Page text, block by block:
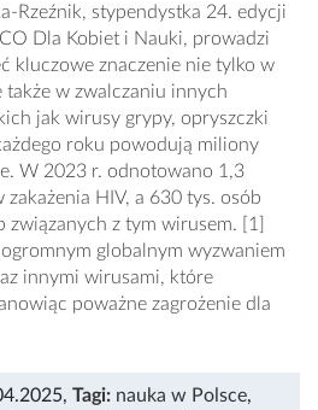
Rzeźnik, stypendystka 24. edycji
Dla Kobiet i Nauki, prowadzi
kluczowe znaczenie nie tylko w
także w zwalczaniu innych
jak wirusy grypy, opryszczki
roku powodują miliony
W 2023 r. odnotowano 1,3
HIV, a 630 tys. osób
z tym wirusem. [1]
globalnym wyzwaniem
innymi wirusami, które
poważne zagrożenie dla
, Tagi: nauka w Polsce,